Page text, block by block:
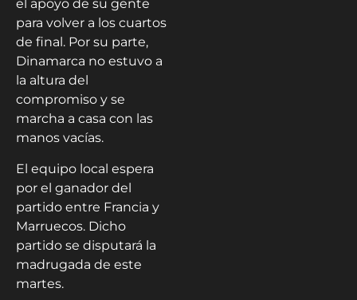
el apoyo de su gente
para volver a los cuartos
de final. Por su parte,
Dinamarca no estuvo a
la altura del
compromiso y se
marcha a casa con las
manos vacías.
El equipo local espera
por el ganador del
partido entre Francia y
Marruecos. Dicho
partido se disputará la
madrugada de este
martes.